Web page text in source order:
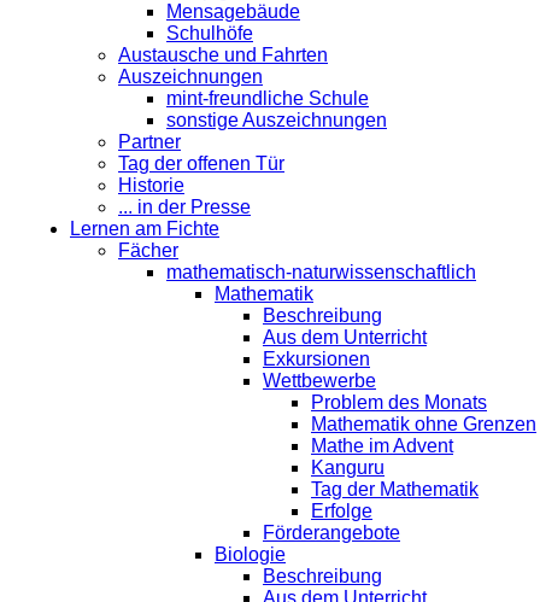
Mensagebäude
Schulhöfe
Austausche und Fahrten
Auszeichnungen
mint-freundliche Schule
sonstige Auszeichnungen
Partner
Tag der offenen Tür
Historie
... in der Presse
Lernen am Fichte
Fächer
mathematisch-naturwissenschaftlich
Mathematik
Beschreibung
Aus dem Unterricht
Exkursionen
Wettbewerbe
Problem des Monats
Mathematik ohne Grenzen
Mathe im Advent
Kanguru
Tag der Mathematik
Erfolge
Förderangebote
Biologie
Beschreibung
Aus dem Unterricht